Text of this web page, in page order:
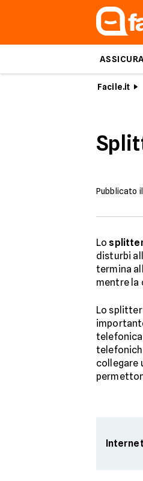
Facile.it
Pubblicato il
Lo
disturbi
termina
mentre la
Lo splitter
collegare